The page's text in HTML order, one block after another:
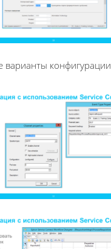
варианты конфигурации